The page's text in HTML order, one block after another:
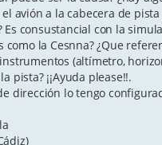
avión a la cabecera de
Es consustancial con la
como la Cesnna? ¿Que
(altímetro,
pista? ¡¡Ayuda please!!.
dirección lo tengo